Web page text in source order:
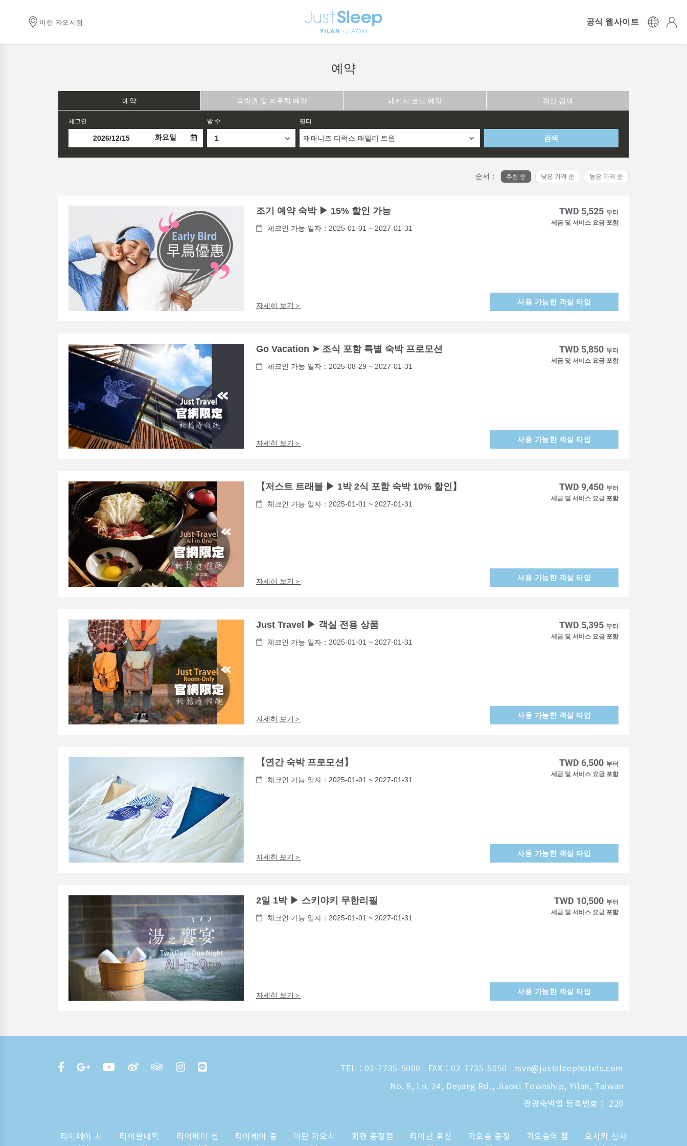
이란 자오시점 공식 웹사이트
예약
예약 숙박권 및 바우처 예약 패키지 코드 예약 객실 검색
체그인
화요일
밤 수 필터
재패니즈 디럭스 패밀리 트윈 검색
순서： 추천 순 낮은 가격 순 높은 가격 순
조기 예약 숙박 ▶ 15% 할인 가능
체크인 가능 일자：2025-01-01 ~ 2027-01-31
자세히 보기＞
TWD 5,525 부터
세금 및 서비스 요금 포함
사용 가능한 객실 타입
Go Vacation ➤ 조식 포함 특별 숙박 프로모션
체크인 가능 일자：2025-08-29 ~ 2027-01-31
자세히 보기＞
TWD 5,850 부터
세금 및 서비스 요금 포함
사용 가능한 객실 타입
【저스트 트래블 ▶ 1박 2식 포함 숙박 10% 할인】
체크인 가능 일자：2025-01-01 ~ 2027-01-31
자세히 보기＞
TWD 9,450 부터
세금 및 서비스 요금 포함
사용 가능한 객실 타입
Just Travel ▶ 객실 전용 상품
체크인 가능 일자：2025-01-01 ~ 2027-01-31
자세히 보기＞
TWD 5,395 부터
세금 및 서비스 요금 포함
사용 가능한 객실 타입
【연간 숙박 프로모션】
체크인 가능 일자：2025-01-01 ~ 2027-01-31
자세히 보기＞
TWD 6,500 부터
세금 및 서비스 요금 포함
사용 가능한 객실 타입
2일 1박 ▶ 스키야키 무한리필
체크인 가능 일자：2025-01-01 ~ 2027-01-31
자세히 보기＞
TWD 10,500 부터
세금 및 서비스 요금 포함
사용 가능한 객실 타입
TEL： 02-7735-5000 FAX：02-7735-5050
rsvn@justsleephotels.com
No. 8, Ln. 24, Deyang Rd., Jiaoxi Township, Yilan, Taiwan
관광숙박업 등록번호： 220
타이페이 시
타이완대학
타이베이 싼
타이베이 중
이란 자오시
화롄 종정점
타이난 후산
가오슝 종정
가오슝역 점
오사카 신사